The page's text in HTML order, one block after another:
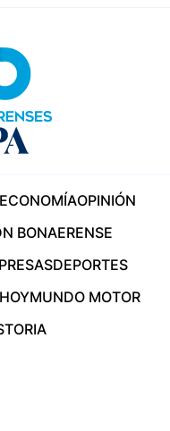
ECONOMÍAOPINIÓN
BONAERENSE
DEPORTES
MUNDO MOTOR